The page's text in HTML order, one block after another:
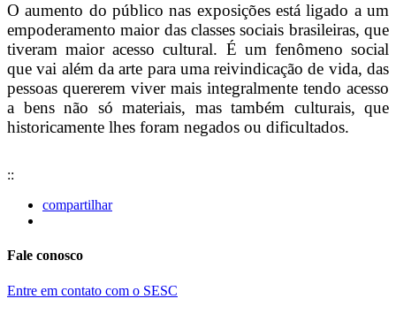
O aumento do público nas exposições está ligado a um
empoderamento maior das classes sociais brasileiras, que
tiveram maior acesso cultural. É um fenômeno social
que vai além da arte para uma reivindicação de vida, das
pessoas quererem viver mais integralmente tendo acesso
a bens não só materiais, mas também culturais, que
historicamente lhes foram negados ou dificultados.
::
compartilhar
Fale conosco
Entre em contato com o SESC